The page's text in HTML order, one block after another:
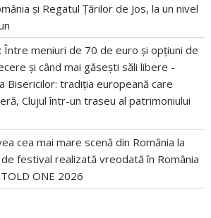
și Regatul Țărilor de Jos, la un nivel
Între meniuri de 70 de euro și opțiuni de
și când mai găsești săli libere -
Bisericilor: tradiția europeană care
Clujul într-un traseu al patrimoniului
cea mai mare scenă din România la
festival realizată vreodată în România
ONE 2026